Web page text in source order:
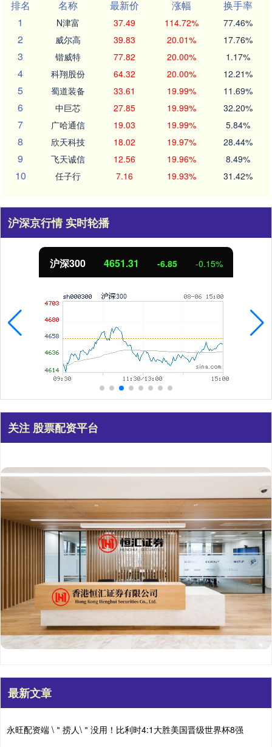
排名 名称 最新价 涨幅
换手率
1
N津富 37.49 114.72% 77.46%
2 威尔高 39.83 20.01% 17.76%
3 锴威特 77.82 20.00% 1.17%
4 科翔股份 64.32 20.00% 12.21%
5 蜀道装备 33.61 19.99% 11.69%
6 中巨芯 27.85 19.99% 32.20%
7 广哈通信 19.03 19.99% 5.84%
8 欣天科技 18.02 19.97% 28.44%
9 飞天诚信 12.56 19.96% 8.49%
10 任子行 7.16 19.93% 31.42%
沪深京行情 实时轮播
沪深300 4651.31 -6.85 -0.15%
关注 股票配资平台
最新文章
永旺配资端 \＂捞人\＂没用！比利时4:1大胜美国晋级世界杯8强